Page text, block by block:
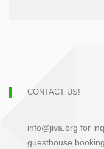
CONTACT US!
info@jiva.org for
guesthouse